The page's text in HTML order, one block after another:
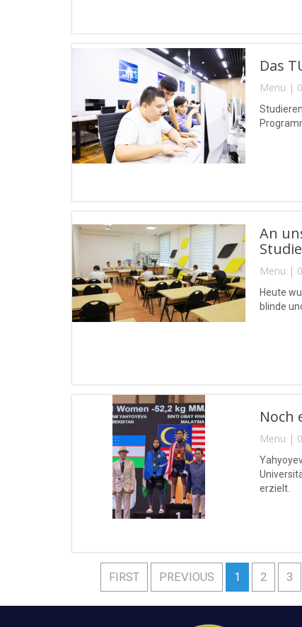
Das
Menu |
An
Menu |
Heute
blinde
Noch
Menu |
erzielt.
FIRST PREVIOUS 1 2 3